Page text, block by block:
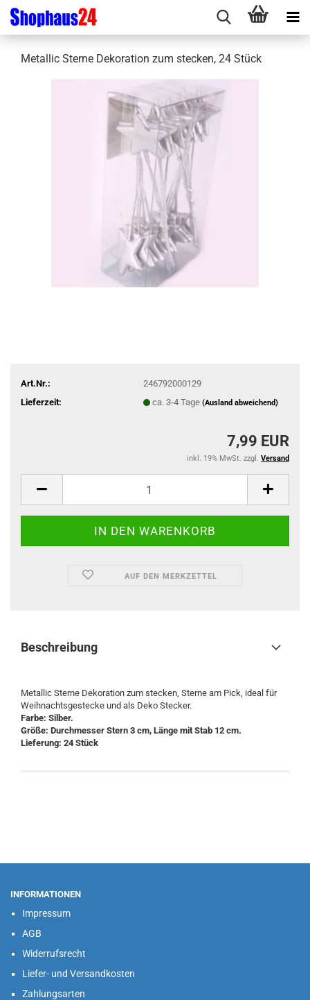
Metallic Sterne Dekoration zum stecken, 24 Stück
Art.Nr.:
246792000129
Lieferzeit:
ca. 3-4 Tage (Ausland abweichend)
7,99 EUR
inkl. 19% MwSt. zzgl. Versand
AUF DEN MERKZETTEL
Beschreibung
Metallic Sterne Dekoration zum stecken, Sterne am Pick, ideal für
Weihnachtsgestecke und als Deko Stecker.
Farbe: Silber.
Größe: Durchmesser Stern 3 cm, Länge mit Stab 12 cm.
Lieferung: 24 Stück
INFORMATIONEN
Impressum
AGB
Widerrufsrecht
Liefer- und Versandkosten
Zahlungsarten